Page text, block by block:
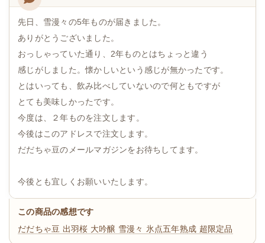
先日、雪漫々の5年ものが届きました。
ありがとうございました。
おっしゃっていた通り、2年ものとはちょっと違う
感じがしました。懐かしいという感じが無かったです。
とはいっても、飲み比べしていないので何ともですが
とても美味しかったです。
今度は、２年ものを注文します。
今後はこのアドレスで注文します。
だだちゃ豆のメールマガジンをお待ちしてます。
今後とも宜しくお願いいたします。
この商品の感想です
だだちゃ豆 出羽桜 大吟醸 雪漫々 氷点五年熟成 超限定品